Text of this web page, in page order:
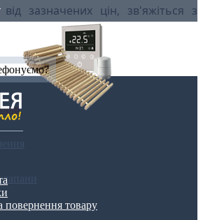
зазначених цін, зв'яжіться з
повернення товару